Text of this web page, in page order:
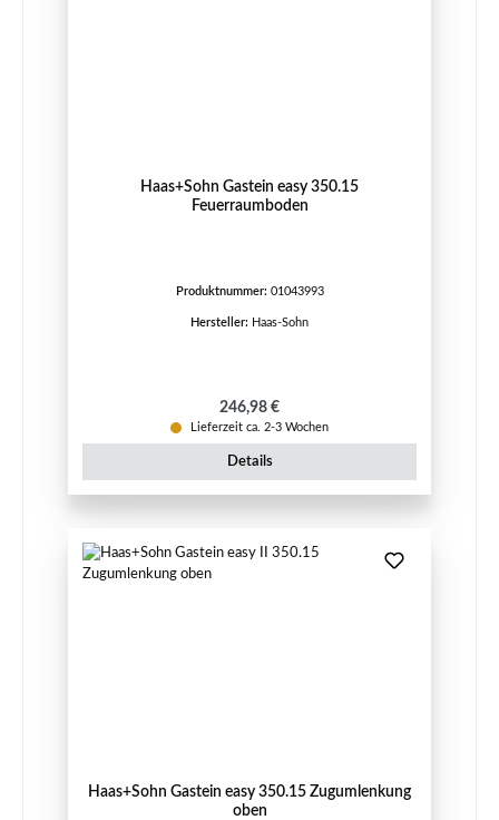
Haas+Sohn Gastein easy 350.15
Feuerraumboden
Produktnummer: 01043993
Hersteller: Haas-Sohn
Regulärer Preis:
246,98 €
Lieferzeit ca. 2-3 Wochen
Details
Haas+Sohn Gastein easy 350.15 Zugumlenkung
oben